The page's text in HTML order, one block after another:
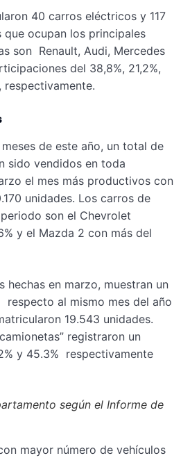
40 carros eléctricos y 117
que ocupan los principales
son Renault, Audi, Mercedes
del 38,8%, 21,2%,
respectivamente.
de este año, un total de
sido vendidos en toda
el mes más productivos con
unidades. Los carros de
son el Chevrolet
y el Mazda 2 con más del
hechas en marzo, muestran un
respecto al mismo mes del año
19.543 unidades.
registraron un
y 45.3% respectivamente
según el Informe de
mayor número de vehículos